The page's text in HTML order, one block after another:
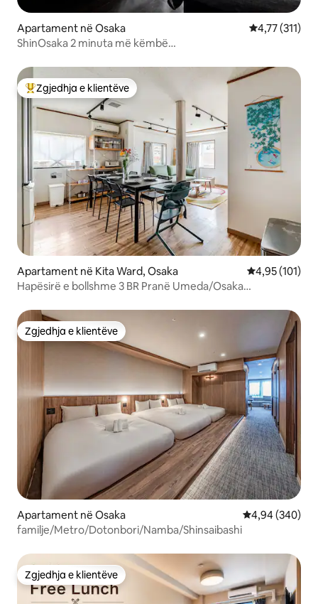
Apartament në Osaka Vlerësimi
4,77 (311)
ShinOsaka 2 minuta më këmbë
Më të mirat e zgjedhjeve të klientëve
Zgjedhja e klientëve
Apartament në Kita Ward, Osaka Vlerësimi
4,95 (101)
Hapësirë e bollshme 3 BR Pranë Umeda/Osaka
Zgjedhja e klientëve
Zgjedhja e klientëve
Apartament në Osaka Vlerësimi
4,94 (340)
familje/Metro/Dotonbori/Namba/Shinsaibashi
Zgjedhja e klientëve
Zgjedhja e klientëve